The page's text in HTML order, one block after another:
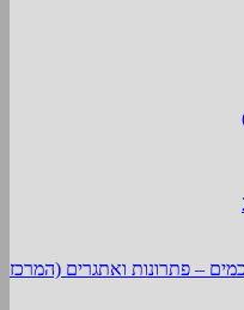
– פתרונות ואתגרים (המרכז